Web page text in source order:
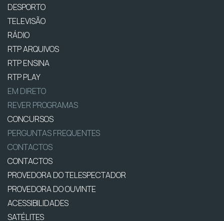
DESPORTO
TELEVISÃO
RÁDIO
RTP ARQUIVOS
RTP ENSINA
RTP PLAY
EM DIRETO
REVER PROGRAMAS
CONCURSOS
PERGUNTAS FREQUENTES
CONTACTOS
CONTACTOS
PROVEDORA DO TELESPECTADOR
PROVEDORA DO OUVINTE
ACESSIBILIDADES
SATÉLITES